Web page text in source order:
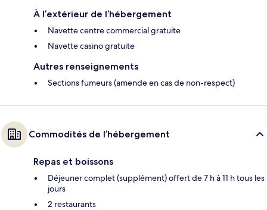
À l’extérieur de l’hébergement
Navette centre commercial gratuite
Navette casino gratuite
Autres renseignements
Sections fumeurs (amende en cas de non-respect)
Commodités de l’hébergement
Repas et boissons
Déjeuner complet (supplément) offert de 7 h à 11 h tous les
jours
2 restaurants